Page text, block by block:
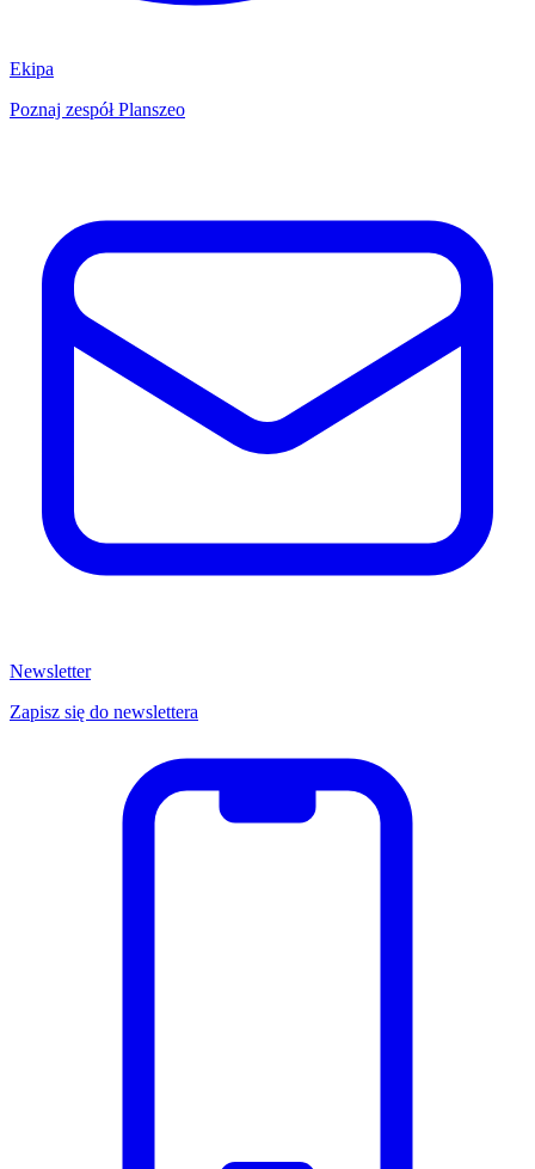
Ekipa
Poznaj zespół Planszeo
Newsletter
Zapisz się do newslettera